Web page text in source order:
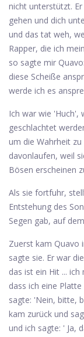
nicht unterstützt.
gehen und dich
und das tat weh,
Rapper, die ich
so sagte mir
diese Scheiße
werde ich es
Ich war wie 'Huch',
geschlachtet
um die Wahrheit
davonlaufen, weil
Bösen erscheinen
Als sie fortfuhr,
Entstehung des
Segen gab, auf
Zuerst kam Quavo
sagte sie. Er war
das ist ein Hit ...
dass ich eine
sagte: 'Nein, bitte,
kam zurück und
und ich sagte: ' Ja,